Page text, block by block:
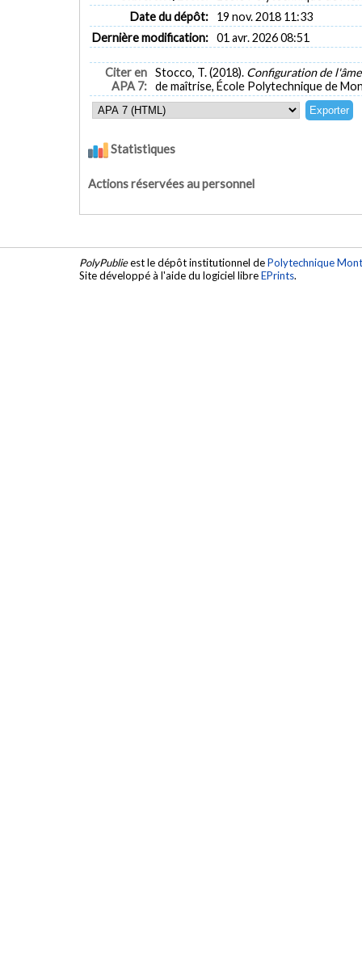
Date du dépôt:
19 nov. 2018 11:33
Dernière modification: 01 avr. 2026 08:51
Citer en
APA 7:
Stocco, T. (2018). Configuration de
de maîtrise, École Polytechnique de
Statistiques
Actions réservées au personnel
PolyPublieest le dépôt institutionnel dePolytechnique
Site développé à l'aide du logiciel libreEPrints.